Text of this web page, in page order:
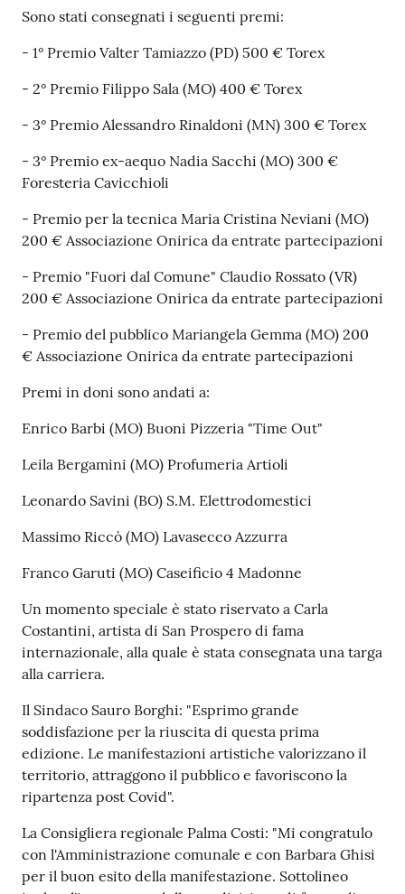
Sono stati consegnati i seguenti premi:
- 1° Premio Valter Tamiazzo (PD) 500 € Torex
- 2° Premio Filippo Sala (MO) 400 € Torex
- 3° Premio Alessandro Rinaldoni (MN) 300 € Torex
- 3° Premio ex-aequo Nadia Sacchi (MO) 300 €
Foresteria Cavicchioli
- Premio per la tecnica Maria Cristina Neviani (MO)
200 € Associazione Onirica da entrate partecipazioni
- Premio "Fuori dal Comune" Claudio Rossato (VR)
200 € Associazione Onirica da entrate partecipazioni
- Premio del pubblico Mariangela Gemma (MO) 200
€ Associazione Onirica da entrate partecipazioni
Premi in doni sono andati a:
Enrico Barbi (MO) Buoni Pizzeria "Time Out"
Leila Bergamini (MO) Profumeria Artioli
Leonardo Savini (BO) S.M. Elettrodomestici
Massimo Riccò (MO) Lavasecco Azzurra
Franco Garuti (MO) Caseificio 4 Madonne
Un momento speciale è stato riservato a Carla
Costantini, artista di San Prospero di fama
internazionale, alla quale è stata consegnata una targa
alla carriera.
Il Sindaco Sauro Borghi: "Esprimo grande
soddisfazione per la riuscita di questa prima
edizione. Le manifestazioni artistiche valorizzano il
territorio, attraggono il pubblico e favoriscono la
ripartenza post Covid".
La Consigliera regionale Palma Costi: "Mi congratulo
con l'Amministrazione comunale e con Barbara Ghisi
per il buon esito della manifestazione. Sottolineo